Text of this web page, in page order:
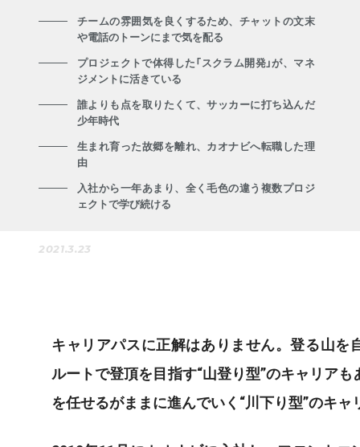
チームの雰囲気を良くするため、チャットの文末
や電話のトーンにまで気を配る
プロジェクトで体得した「スクラム開発」が、マネ
ジメントに活きている
誰よりも点を取りたくて、サッカーに打ち込んだ
少年時代
生まれ育った故郷を離れ、カオナビへ転職した理
由
入社から一年あまり、全く毛色の違う複数プロジ
ェクトで学び続ける
2021.3.23
キャリアパスに正解はありません。登る山を
ルートで登頂を目指す“山登り型”のキャリア
を任せるがままに進んでいく“川下り型”のキャ